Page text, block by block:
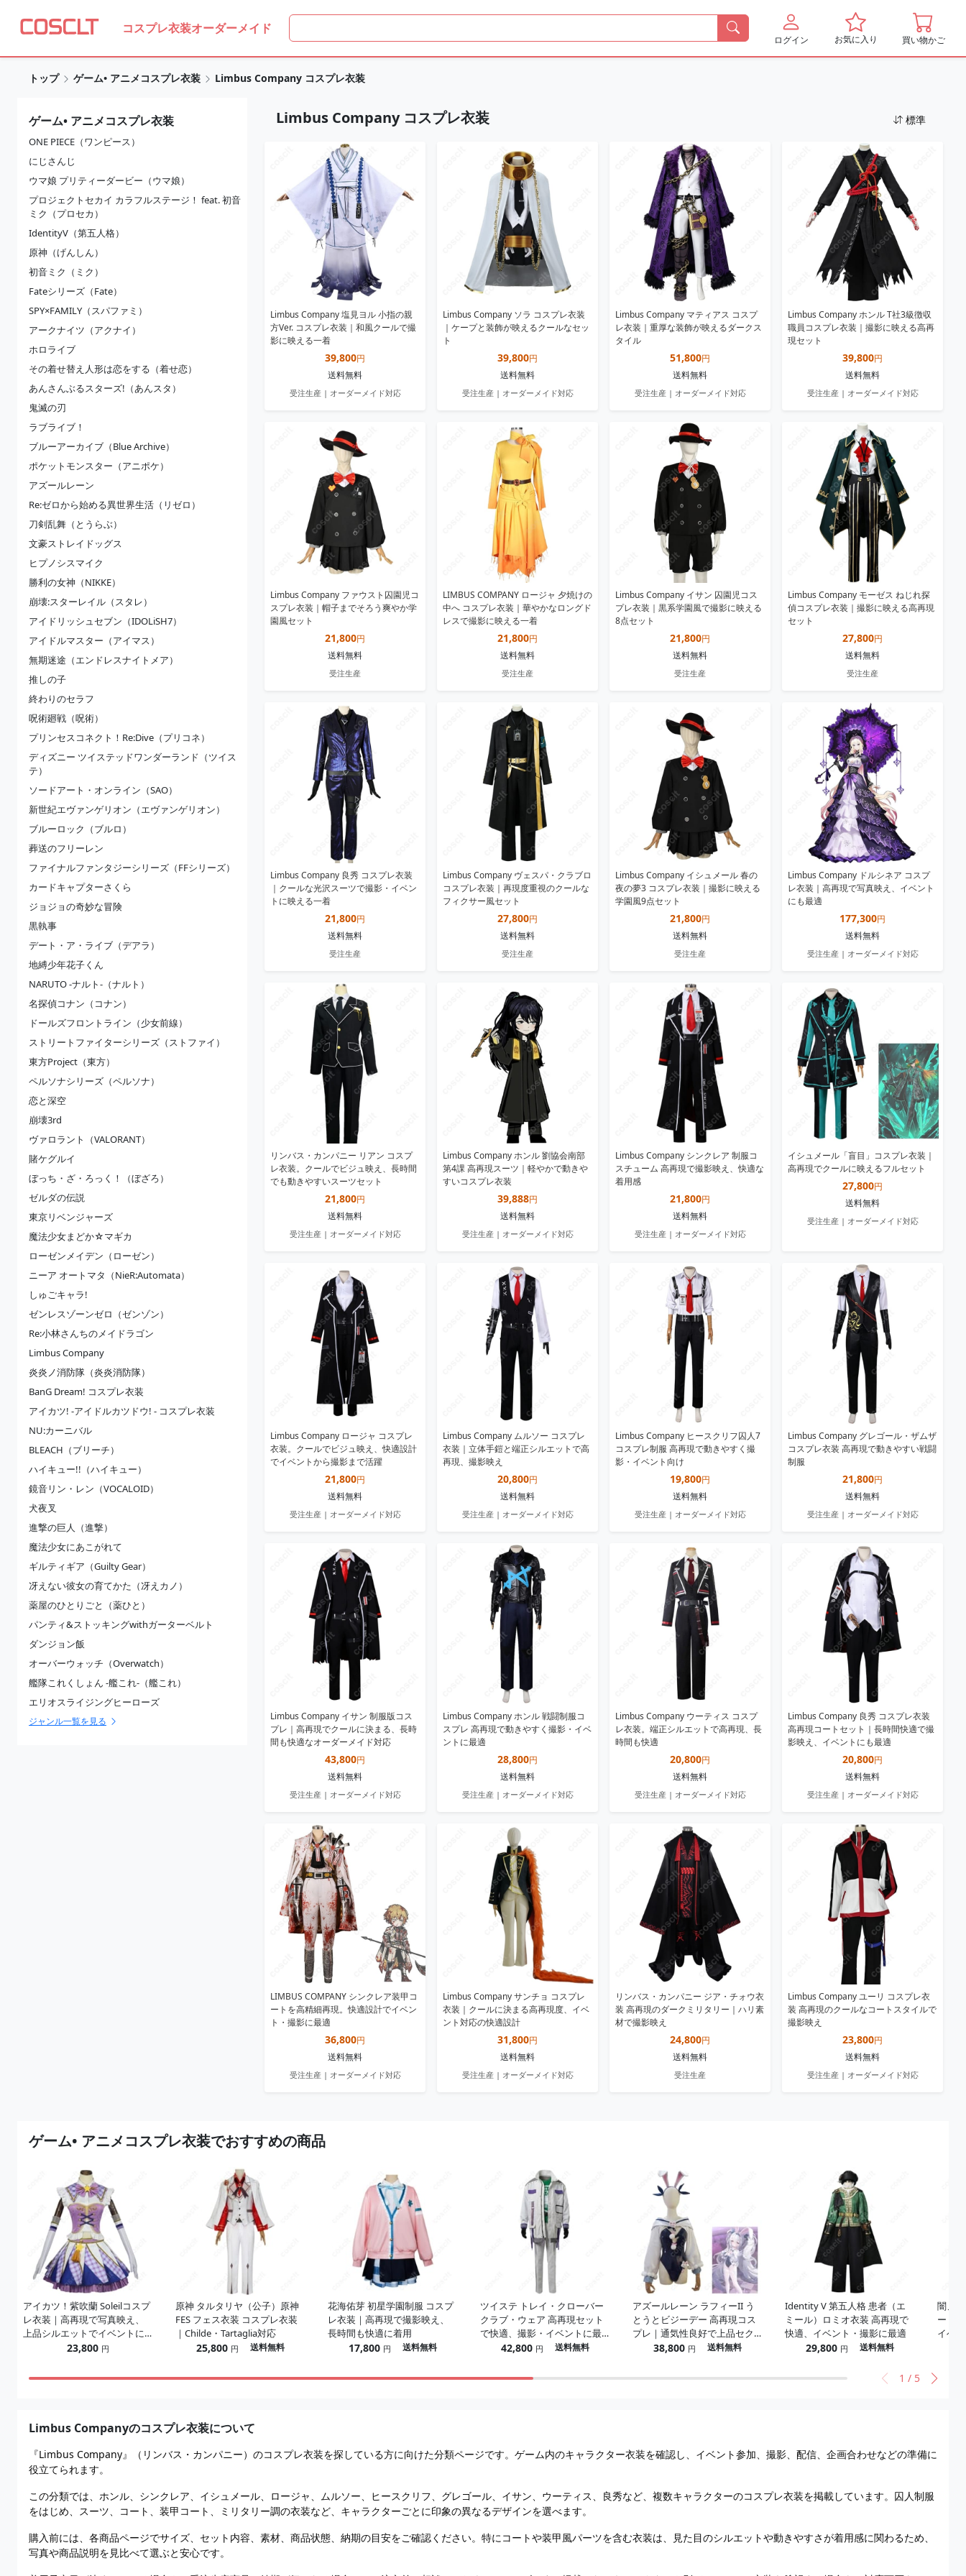
コスプレ衣装オーダーメイド
ログイン お気に入り 買い物かご
トップ ゲーム• アニメコスプレ衣装 Limbus Company コスプレ衣装
ゲーム• アニメコスプレ衣装
ONE PIECE（ワンピース）
にじさんじ
ウマ娘 プリティーダービー（ウマ娘）
プロジェクトセカイ カラフルステージ！ feat. 初音
ミク（プロセカ）
IdentityV（第五人格）
原神（げんしん）
初音ミク（ミク）
Fateシリーズ（Fate）
SPY×FAMILY（スパファミ）
アークナイツ（アクナイ）
ホロライブ
その着せ替え人形は恋をする（着せ恋）
あんさんぶるスターズ!（あんスタ）
鬼滅の刃
ラブライブ！
ブルーアーカイブ（Blue Archive）
ポケットモンスター（アニポケ）
アズールレーン
Re:ゼロから始める異世界生活（リゼロ）
刀剣乱舞（とうらぶ）
文豪ストレイドッグス
ヒプノシスマイク
勝利の女神（NIKKE）
崩壊:スターレイル（スタレ）
アイドリッシュセブン（IDOLiSH7）
アイドルマスター（アイマス）
無期迷途（エンドレスナイトメア）
推しの子
終わりのセラフ
呪術廻戦（呪術）
プリンセスコネクト！Re:Dive（プリコネ）
ディズニー ツイステッドワンダーランド（ツイス
テ）
ソードアート・オンライン（SAO）
新世紀エヴァンゲリオン（エヴァンゲリオン）
ブルーロック（ブルロ）
葬送のフリーレン
ファイナルファンタジーシリーズ（FFシリーズ）
カードキャプターさくら
ジョジョの奇妙な冒険
黒執事
デート・ア・ライブ（デアラ）
地縛少年花子くん
NARUTO -ナルト-（ナルト）
名探偵コナン（コナン）
ドールズフロントライン（少女前線）
ストリートファイターシリーズ（ストファイ）
東方Project（東方）
ペルソナシリーズ（ペルソナ）
恋と深空
崩壊3rd
ヴァロラント（VALORANT）
賭ケグルイ
ぼっち・ざ・ろっく！（ぼざろ）
ゼルダの伝説
東京リベンジャーズ
魔法少女まどか☆マギカ
ローゼンメイデン（ローゼン）
ニーア オートマタ（NieR:Automata）
しゅごキャラ!
ゼンレスゾーンゼロ（ゼンゾン）
Re:小林さんちのメイドラゴン
Limbus Company
炎炎ノ消防隊（炎炎消防隊）
BanG Dream! コスプレ衣装
アイカツ! -アイドルカツドウ! - コスプレ衣装
NU:カーニバル
BLEACH（ブリーチ）
ハイキュー!!（ハイキュー）
鏡音リン・レン（VOCALOID）
犬夜叉
進撃の巨人（進撃）
魔法少女にあこがれて
ギルティギア（Guilty Gear）
冴えない彼女の育てかた（冴えカノ）
薬屋のひとりごと（薬ひと）
パンティ&ストッキングwithガーターベルト
ダンジョン飯
オーバーウォッチ（Overwatch）
艦隊これくしょん -艦これ-（艦これ）
エリオスライジングヒーローズ
ジャンル一覧を見る
Limbus Company コスプレ衣装 標準
Limbus Company 塩見ヨル 小指の親
方Ver. コスプレ衣装｜和風クールで撮
影に映える一着
39,800円
送料無料
受注生産 | オーダーメイド対応
Limbus Company ソラ コスプレ衣装
｜ケープと装飾が映えるクールなセッ
ト
39,800円
送料無料
受注生産 | オーダーメイド対応
Limbus Company マティアス コスプ
レ衣装｜重厚な装飾が映えるダークス
タイル
51,800円
送料無料
受注生産 | オーダーメイド対応
Limbus Company ホンル T社3級徴収
職員コスプレ衣装｜撮影に映える高再
現セット
39,800円
送料無料
受注生産 | オーダーメイド対応
Limbus Company ファウスト囚園児コ
スプレ衣装｜帽子までそろう爽やか学
園風セット
21,800円
送料無料
受注生産
LIMBUS COMPANY ロージャ 夕焼けの
中へ コスプレ衣装｜華やかなロングド
レスで撮影に映える一着
21,800円
送料無料
受注生産
Limbus Company イサン 囚園児コス
プレ衣装｜黒系学園風で撮影に映える
8点セット
21,800円
送料無料
受注生産
Limbus Company モーゼス ねじれ探
偵コスプレ衣装｜撮影に映える高再現
セット
27,800円
送料無料
受注生産
Limbus Company 良秀 コスプレ衣装
｜クールな光沢スーツで撮影・イベン
トに映える一着
21,800円
送料無料
受注生産
Limbus Company ヴェスパ・クラブロ
コスプレ衣装｜再現度重視のクールな
フィクサー風セット
27,800円
送料無料
受注生産
Limbus Company イシュメール 春の
夜の夢3 コスプレ衣装｜撮影に映える
学園風9点セット
21,800円
送料無料
受注生産
Limbus Company ドルシネア コスプ
レ衣装｜高再現で写真映え、イベント
にも最適
177,300円
送料無料
受注生産 | オーダーメイド対応
リンバス・カンパニー リアン コスプ
レ衣装。クールでビジュ映え、長時間
でも動きやすいスーツセット
21,800円
送料無料
受注生産 | オーダーメイド対応
Limbus Company ホンル 劉協会南部
第4課 高再現スーツ｜軽やかで動きや
すいコスプレ衣装
39,888円
送料無料
受注生産 | オーダーメイド対応
Limbus Company シンクレア 制服コ
スチューム 高再現で撮影映え、快適な
着用感
21,800円
送料無料
受注生産 | オーダーメイド対応
イシュメール「盲目」コスプレ衣装｜
高再現でクールに映えるフルセット
27,800円
送料無料
受注生産 | オーダーメイド対応
Limbus Company ロージャ コスプレ
衣装。クールでビジュ映え、快適設計
でイベントから撮影まで活躍
21,800円
送料無料
受注生産 | オーダーメイド対応
Limbus Company ムルソー コスプレ
衣装｜立体手鎧と端正シルエットで高
再現、撮影映え
20,800円
送料無料
受注生産 | オーダーメイド対応
Limbus Company ヒースクリフ囚人7
コスプレ制服 高再現で動きやすく撮
影・イベント向け
19,800円
送料無料
受注生産 | オーダーメイド対応
Limbus Company グレゴール・ザムザ
コスプレ衣装 高再現で動きやすい戦闘
制服
21,800円
送料無料
受注生産 | オーダーメイド対応
Limbus Company イサン 制服版コス
プレ｜高再現でクールに決まる、長時
間も快適なオーダーメイド対応
43,800円
送料無料
受注生産 | オーダーメイド対応
Limbus Company ホンル 戦闘制服コ
スプレ 高再現で動きやすく撮影・イベ
ントに最適
28,800円
送料無料
受注生産 | オーダーメイド対応
Limbus Company ウーティス コスプ
レ衣装。端正シルエットで高再現、長
時間も快適
20,800円
送料無料
受注生産 | オーダーメイド対応
Limbus Company 良秀 コスプレ衣装
高再現コートセット｜長時間快適で撮
影映え、イベントにも最適
20,800円
送料無料
受注生産 | オーダーメイド対応
LIMBUS COMPANY シンクレア装甲コ
ートを高精細再現。快適設計でイベン
ト・撮影に最適
36,800円
送料無料
受注生産 | オーダーメイド対応
Limbus Company サンチョ コスプレ
衣装｜クールに決まる高再現度、イベ
ント対応の快適設計
31,800円
送料無料
受注生産 | オーダーメイド対応
リンバス・カンパニー ジア・チォウ衣
装 高再現のダークミリタリー｜ハリ素
材で撮影映え
24,800円
送料無料
受注生産
Limbus Company ユーリ コスプレ衣
装 高再現のクールなコートスタイルで
撮影映え
23,800円
送料無料
受注生産 | オーダーメイド対応
ゲーム• アニメコスプレ衣装でおすすめの商品
アイカツ！紫吹蘭 Soleilコスプ
レ衣装｜高再現で写真映え、
上品シルエットでイベントに
23,800 円
原神 タルタリヤ（公子）原神
FES フェス衣装 コスプレ衣装
｜Childe・Tartaglia対応
25,800 円 送料無料
花海佑芽 初星学園制服 コスプ
レ衣装｜高再現で撮影映え、
長時間も快適に着用
17,800 円 送料無料
ツイステ トレイ・クローバー
クラブ・ウェア 高再現セット
で快適、撮影・イベントに最
42,800 円 送料無料
アズールレーン ラフィーII う
とうとビジーデー 高再現コス
プレ｜通気性良好で上品セク
シー、撮影映え
38,800 円 送料無料
Identity V 第五人格 患者（エ
ミール）ロミオ衣装 高再現で
快適、イベント・撮影に最適
29,800 円 送料無料
闇ノ
ー
イベ
1 / 5
Limbus Companyのコスプレ衣装について
『Limbus Company』（リンバス・カンパニー）のコスプレ衣装を探している方に向けた分類ページです。ゲーム内のキャラクター衣装を確認し、イベント参加、撮影、配信、企画合わせなどの準備に
役立てられます。
この分類では、ホンル、シンクレア、イシュメール、ロージャ、ムルソー、ヒースクリフ、グレゴール、イサン、ウーティス、良秀など、複数キャラクターのコスプレ衣装を掲載しています。囚人制服
をはじめ、スーツ、コート、装甲コート、ミリタリー調の衣装など、キャラクターごとに印象の異なるデザインを選べます。
購入前には、各商品ページでサイズ、セット内容、素材、商品状態、納期の目安をご確認ください。特にコートや装甲風パーツを含む衣装は、見た目のシルエットや動きやすさが着用感に関わるため、
写真や商品説明を見比べて選ぶと安心です。